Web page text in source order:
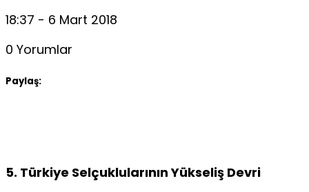
18:37 - 6 Mart 2018
0 Yorumlar
Paylaş:
5. Türkiye Selçuklularının Yükseliş Devri